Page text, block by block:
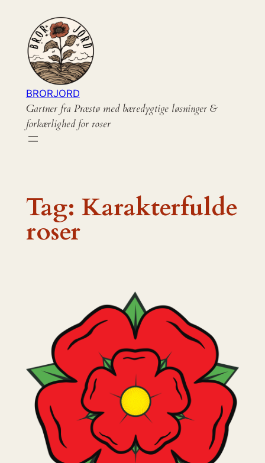
indhold
BRORJORD
Gartner fra Præstø med bæredygtige løsninger &
forkærlighed for roser
Tag: Karakterfulde
roser